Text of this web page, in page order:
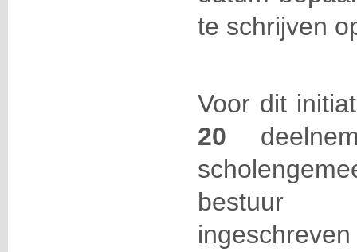
te schrijven
Voor dit
20
bestuur